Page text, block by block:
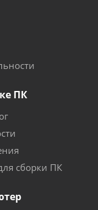
ПК
сборки ПК